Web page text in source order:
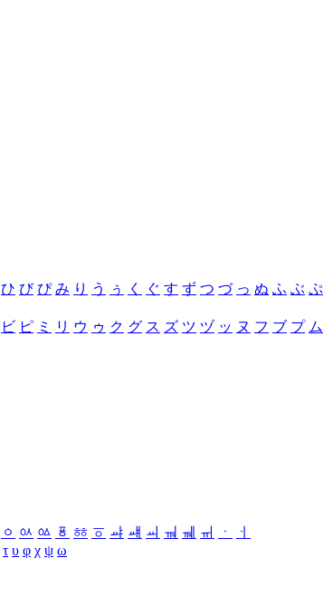
ひ び ぴ み り う ぅ く ぐ す ず つ づ っ ぬ ふ ぶ ぷ
ビ ピ ミ リ ウ ゥ ク グ ス ズ ツ ヅ ッ ヌ フ ブ プ ム
ㆁ ㆂ ㆃ ㆄ ㆅ ㆆ ㆇ ㆈ ㆉ ㆊ ㆋ ㆌ ㆍ
ㆎ
τ υ φ χ ψ ω